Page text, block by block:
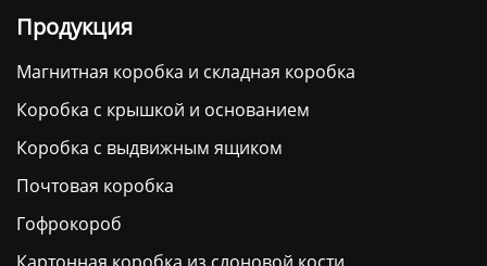
Продукция
Магнитная коробка и складная коробка
Коробка с крышкой и основанием
Коробка с выдвижным ящиком
Почтовая коробка
Гофрокороб